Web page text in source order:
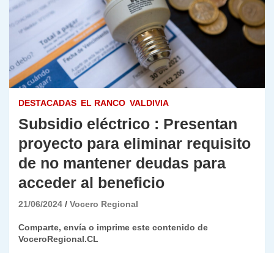
DESTACADAS EL RANCO VALDIVIA
Subsidio eléctrico : Presentan
proyecto para eliminar requisito
de no mantener deudas para
acceder al beneficio
21/06/2024 Vocero Regional
Comparte, envía o imprime este contenido de
VoceroRegional.CL